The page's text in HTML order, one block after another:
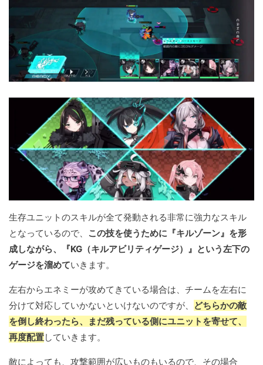
生存ユニットのスキルが全て発動される非常に強力なスキル
となっているので、 この技を使うために『キルゾーン』を形
成しながら、『KG（キルアビリティゲージ）』という左下の
ゲージを溜めていきます。
左右からエネミーが攻めてきている場合は、チームを左右に
分けて対応していかないといけないのですが、
どちらかの敵
を倒し終わったら、まだ残っている側にユニットを寄せて、
再度配置していきます。
敵によっても、攻撃範囲が広いものもいるので、その場合